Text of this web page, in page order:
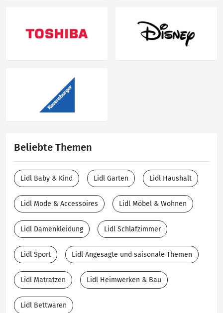
Beliebte Themen
Lidl Baby & Kind Lidl Garten Lidl Haushalt
Lidl Mode & Accessoires Lidl Möbel & Wohnen
Lidl Damenkleidung Lidl Schlafzimmer
Lidl Sport Lidl Angesagte und saisonale Themen
Lidl Matratzen Lidl Heimwerken & Bau
Lidl Bettwaren